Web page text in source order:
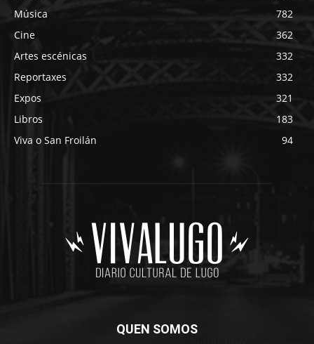
Música
782
Cine
362
Artes escénicas
332
Reportaxes
332
Expos
321
Libros
183
Viva o San Froilán
94
QUEN SOMOS